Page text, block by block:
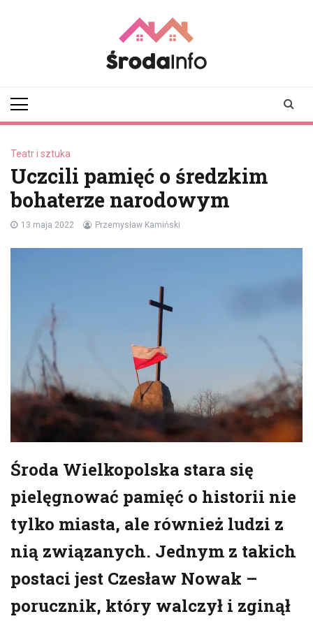
Teatr i sztuka
Uczcili pamięć o średzkim
bohaterze narodowym
13 maja 2022 Przemysław Kamiński
Środa Wielkopolska stara się
pielęgnować pamięć o historii nie
tylko miasta, ale również ludzi z
nią związanych. Jednym z takich
postaci jest Czesław Nowak –
porucznik, który walczył i zginął